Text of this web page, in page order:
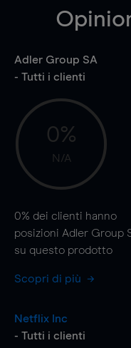
Adler Group SA
- Tutti i clienti
0%
N/A
0% dei clienti hanno
posizioni Adler Group
su questo prodotto
Scopri di più
Netflix Inc
- Tutti i clienti